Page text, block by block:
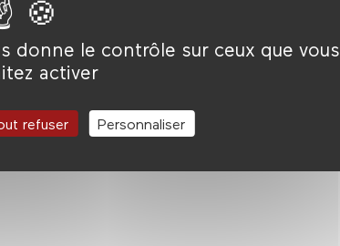
donne le contrôle sur ceux que vous
activer
refuser Personnaliser